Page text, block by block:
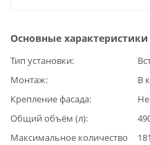
Основные характеристики
Тип установки
Монтаж
В
Крепление фасада
Не
Общий объём (л)
Максимальное количество
181